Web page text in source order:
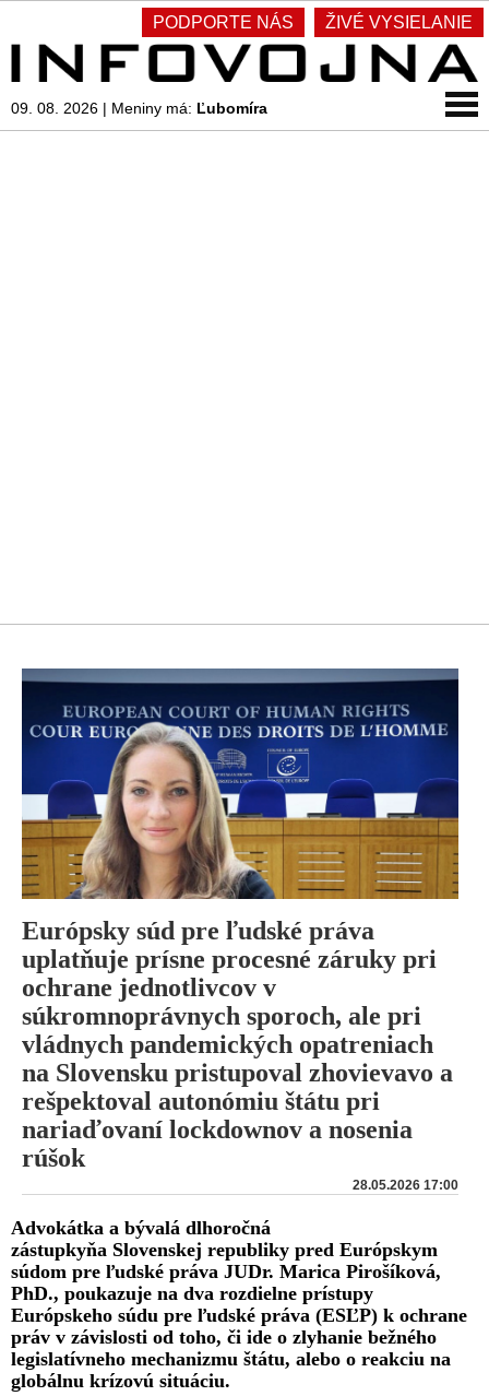
PODPORTE NÁS ŽIVÉ VYSIELANIE
09. 08. 2026 | Meniny má: Ľubomíra
Európsky súd pre ľudské práva
uplatňuje prísne procesné záruky pri
ochrane jednotlivcov v
súkromnoprávnych sporoch, ale pri
vládnych pandemických opatreniach
na Slovensku pristupoval zhovievavo a
rešpektoval autonómiu štátu pri
nariaďovaní lockdownov a nosenia
rúšok
28.05.2026 17:00
Advokátka a bývalá dlhoročná
zástupkyňa Slovenskej republiky pred Európskym
súdom pre ľudské práva JUDr. Marica Pirošíková,
PhD., poukazuje na dva rozdielne prístupy
Európskeho súdu pre ľudské práva (ESĽP) k ochrane
práv v závislosti od toho, či ide o zlyhanie bežného
legislatívneho mechanizmu štátu, alebo o reakciu na
globálnu krízovú situáciu.